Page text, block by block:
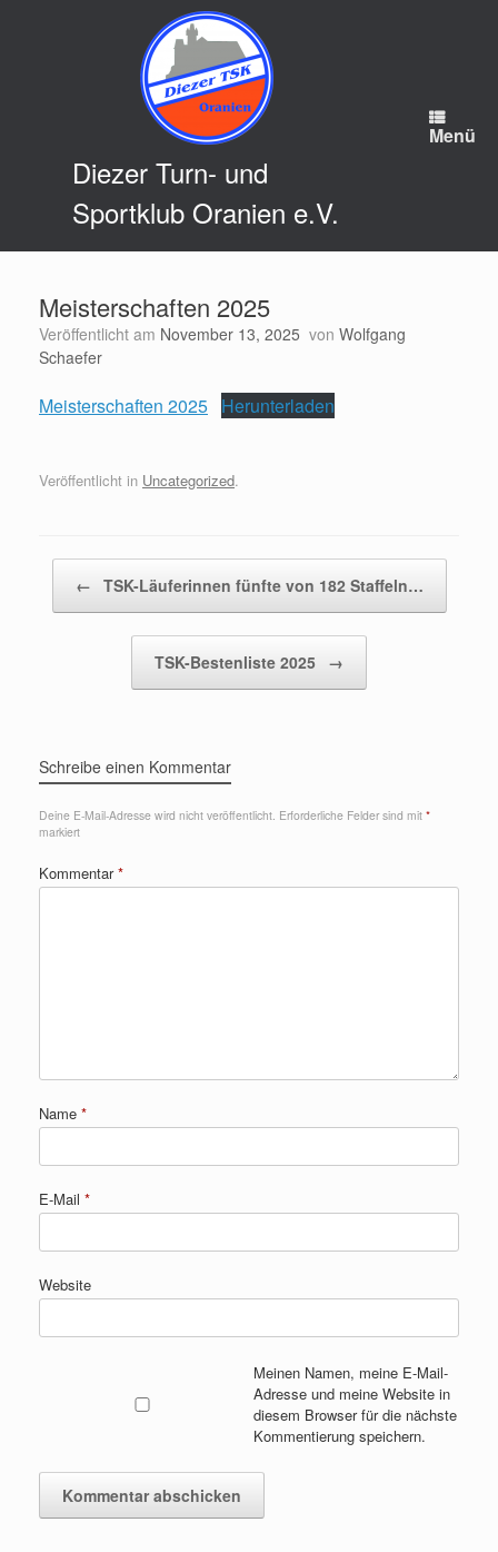
Diezer Turn- und
Sportklub Oranien e.V.
Menü
Meisterschaften 2025
Veröffentlicht am November 13, 2025 von Wolfgang
Schaefer
Meisterschaften 2025 Herunterladen
Veröffentlicht in Uncategorized.
← TSK-Läuferinnen fünfte von 182 Staffeln…
TSK-Bestenliste 2025 →
Schreibe einen Kommentar
Deine E-Mail-Adresse wird nicht veröffentlicht. Erforderliche Felder sind mit *
markiert
Kommentar*
Name *
E-Mail *
Website
Meinen Namen, meine E-Mail-
Adresse und meine Website in
diesem Browser für die nächste
Kommentierung speichern.